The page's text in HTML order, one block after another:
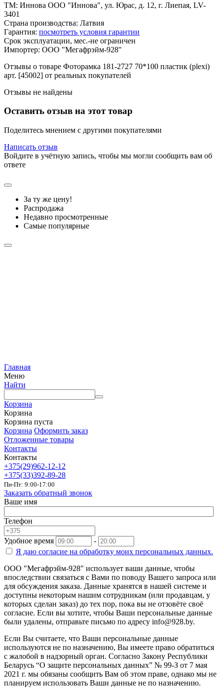
ТМ: Иннова ООО "Иннова", ул. Юрас, д. 12, г. Лиепая, LV-
3401
Страна производства: Латвия
Гарантия: посмотреть условия гарантии
Срок эксплуатации, мес.-не ограничен
Импортер: ООО "Мегафрэйм-928"
Отзывы о товаре Фоторамка 181-2727 70*100 пластик (plexi)
арт. [45002] от реальных покупателей
Отзывы не найдены
Оставить отзыв на этот товар
Поделитесь мнением с другими покупателями
Написать отзыв
Войдите в учётную запись, чтобы мы могли сообщить вам об
ответе
За ту же цену!
Распродажа
Недавно просмотренные
Самые популярные
Главная
Меню
Найти
Корзина
Корзина
Корзина пуста
Корзина Оформить заказ
Отложенные товары
Контакты
Контакты
+375(29)962-12-12
+375(33)392-89-28
Пн-Пт: 9:00-17:00
Заказать обратный звонок
Ваше имя
Телефон
Удобное время
-
Я даю согласие на обработку моих персональных данных.
ООО "Мегафрэйм-928" использует ваши данные, чтобы
впоследствии связаться с Вами по поводу Вашего запроса или
для обсуждения заказа. Данные хранятся в нашей системе и
доступны некоторым нашим сотрудникам (или продавцам, у
которых сделан заказ) до тех пор, пока вы не отзовёте своё
согласие. Если вы хотите, чтобы Ваши персональные данные
были удалены, отправьте письмо по адресу info@928.by.
Если Вы считаете, что Ваши персональные данные
используются не по назначению, Вы имеете право обратиться
с жалобой в надзорный орган. Согласно Закону Республики
Беларусь “О защите персональных данных” № 99-З от 7 мая
2021 г. мы обязаны сообщить Вам об этом праве, однако мы не
планируем использовать Ваши данные не по назначению.